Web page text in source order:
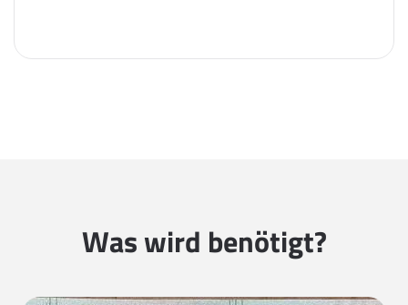
Was wird benötigt?